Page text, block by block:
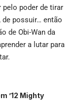
pelo poder de tirar
de possuir… então
de Obi-Wan da
a lutar para
’12 Mighty